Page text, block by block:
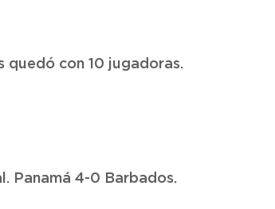
quedó con 10 jugadoras.
Panamá 4-0 Barbados.